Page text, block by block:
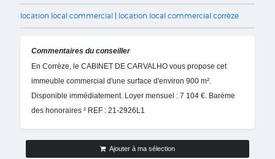
location local commercial | location local commercial corrèze
Commentaires du conseiller
En Corrèze, le CABINET DE CARVALHO vous propose cet
immeuble commercial d'une surface d'environ 900 m².
Disponible immédiatement. Loyer mensuel : 7 104 €. Barème
des honoraires ² REF : 21-2926L1
Ajouter à ma sélection